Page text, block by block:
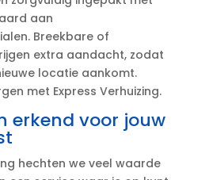
aan
Breekbare of
extra aandacht, zodat
locatie aankomt.​
met Express Verhuizing.​
erkend voor jouw
hechten we veel waarde